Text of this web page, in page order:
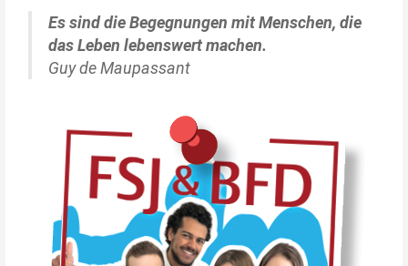
Es sind die Begegnungen mit Menschen, die
das Leben lebenswert machen.
Guy de Maupassant